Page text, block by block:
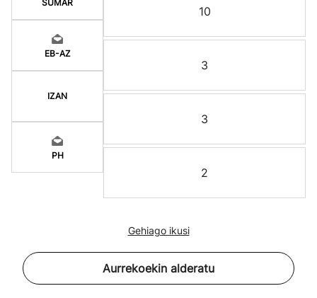
SUMAR
EB-AZ
IZAN
PH
10
3
3
2
Gehiago ikusi
Aurrekoekin alderatu